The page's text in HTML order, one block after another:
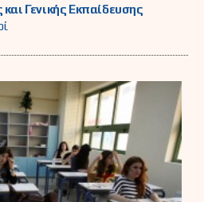
Γενικής Εκπαίδευσης